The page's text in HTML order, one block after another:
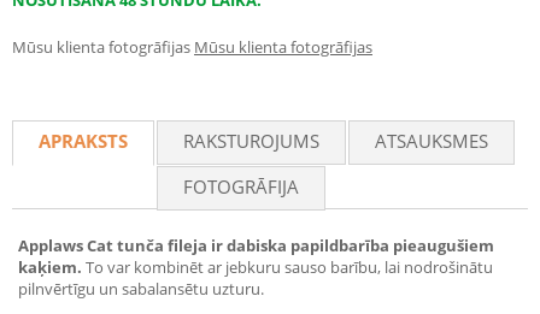
Mūsu klienta fotogrāfijas Mūsu klienta fotogrāfijas
APRAKSTS RAKSTUROJUMS
ATSAUKSMES
FOTOGRĀFIJA
Applaws Cat tunča fileja ir dabiska papildbarība pieaugušiem
kaķiem. To var kombinēt ar jebkuru sauso barību, lai nodrošinātu
pilnvērtīgu un sabalansētu uzturu.